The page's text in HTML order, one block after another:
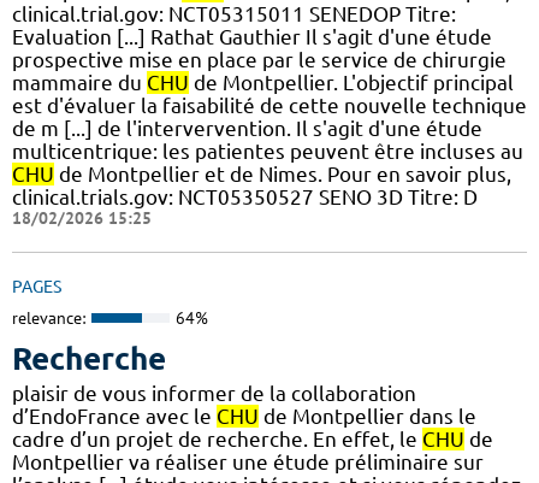
clinical.trial.gov: NCT05315011 SENEDOP Titre:
Evaluation [...] Rathat Gauthier Il s'agit d'une étude
prospective mise en place par le service de chirurgie
mammaire du CHU de Montpellier. L'objectif principal
est d'évaluer la faisabilité de cette nouvelle technique
de m [...] de l'intervervention. Il s'agit d'une étude
multicentrique: les patientes peuvent être incluses au
CHU de Montpellier et de Nimes. Pour en savoir plus,
clinical.trials.gov: NCT05350527 SENO 3D Titre: D
18/02/2026 15:25
PAGES
relevance: 64%
Recherche
plaisir de vous informer de la collaboration
d’EndoFrance avec le CHU de Montpellier dans le
cadre d’un projet de recherche. En effet, le CHU de
Montpellier va réaliser une étude préliminaire sur